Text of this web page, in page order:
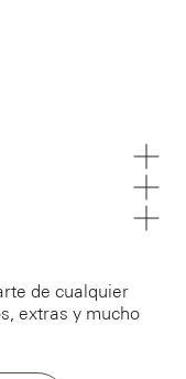
de cualquier
extras y mucho